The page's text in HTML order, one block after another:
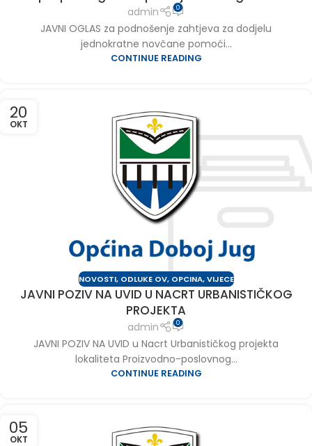
admin 0
JAVNI OGLAS za podnošenje zahtjeva za dodjelu
jednokratne novčane pomoći...
CONTINUE READING
20
OKT
NOVOSTI, ODLUKE OV, OPCINA,VIJECE
JAVNI POZIV NA UVID U NACRT URBANISTIČKOG
PROJEKTA
admin 0
JAVNI POZIV NA UVID u Nacrt Urbanističkog projekta
lokaliteta Proizvodno-poslovnog...
CONTINUE READING
05
OKT